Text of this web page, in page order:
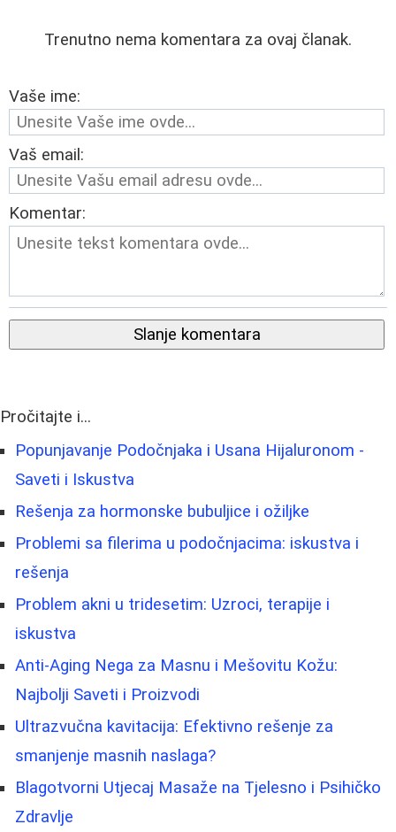
Trenutno nema komentara za ovaj članak.
Vaše ime:
Vaš email:
Komentar:
Slanje komentara
Pročitajte i...
Popunjavanje Podočnjaka i Usana Hijaluronom -
Saveti i Iskustva
Rešenja za hormonske bubuljice i ožiljke
Problemi sa filerima u podočnjacima: iskustva i
rešenja
Problem akni u tridesetim: Uzroci, terapije i
iskustva
Anti-Aging Nega za Masnu i Mešovitu Kožu:
Najbolji Saveti i Proizvodi
Ultrazvučna kavitacija: Efektivno rešenje za
smanjenje masnih naslaga?
Blagotvorni Utjecaj Masaže na Tjelesno i Psihičko
Zdravlje